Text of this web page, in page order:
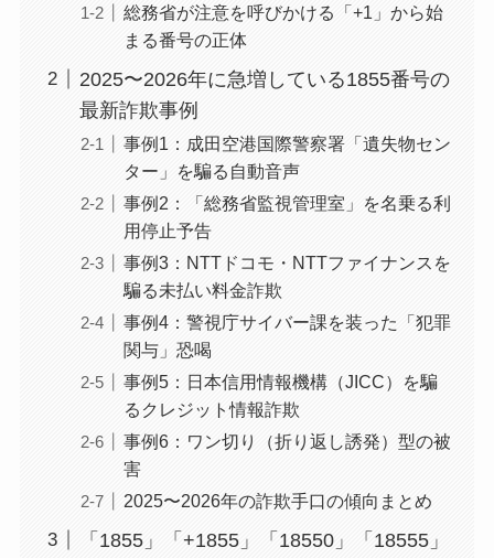
総務省が注意を呼びかける「+1」から始
まる番号の正体
2025〜2026年に急増している1855番号の
最新詐欺事例
事例1：成田空港国際警察署「遺失物セン
ター」を騙る自動音声
事例2：「総務省監視管理室」を名乗る利
用停止予告
事例3：NTTドコモ・NTTファイナンスを
騙る未払い料金詐欺
事例4：警視庁サイバー課を装った「犯罪
関与」恐喝
事例5：日本信用情報機構（JICC）を騙
るクレジット情報詐欺
事例6：ワン切り（折り返し誘発）型の被
害
2025〜2026年の詐欺手口の傾向まとめ
「1855」「+1855」「18550」「18555」